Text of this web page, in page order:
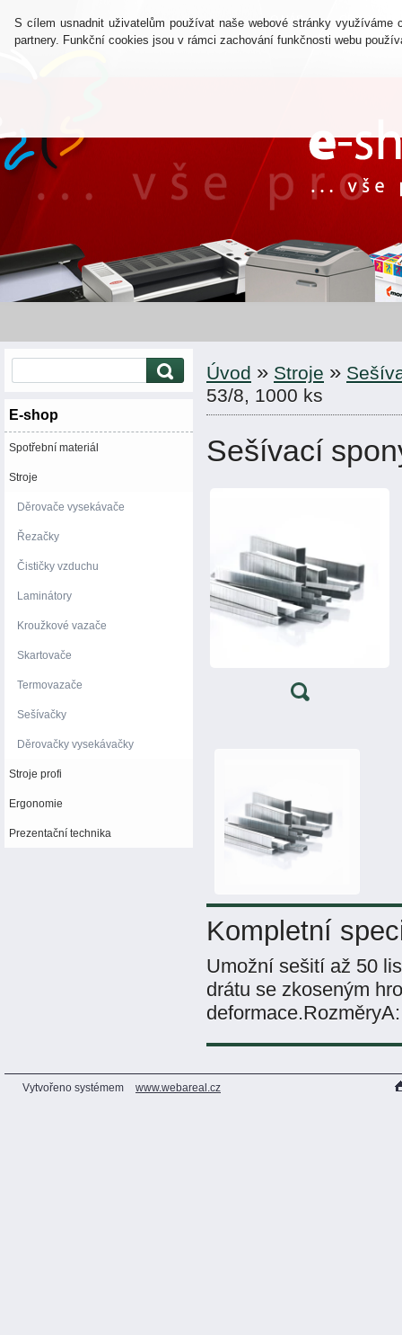
S cílem usnadnit uživatelům používat naše webové stránky
partnery. Funkční cookies jsou v rámci zachování funkčnosti webu
O NÁS OBCHODNÍ
E-shop
Spotřební materiál
Stroje
Děrovače vysekávače
Řezačky
Čističky vzduchu
Laminátory
Kroužkové vazače
Skartovače
Termovazače
Sešívačky
Děrovačky vysekávačky
Stroje profi
Ergonomie
Prezentační technika
Úvod » Stroje »
53/8, 1000 ks
Sešívací
Kompletní
Umožní sešití až 50
drátu se zkoseným
Vytvořeno systémem www.webareal.cz